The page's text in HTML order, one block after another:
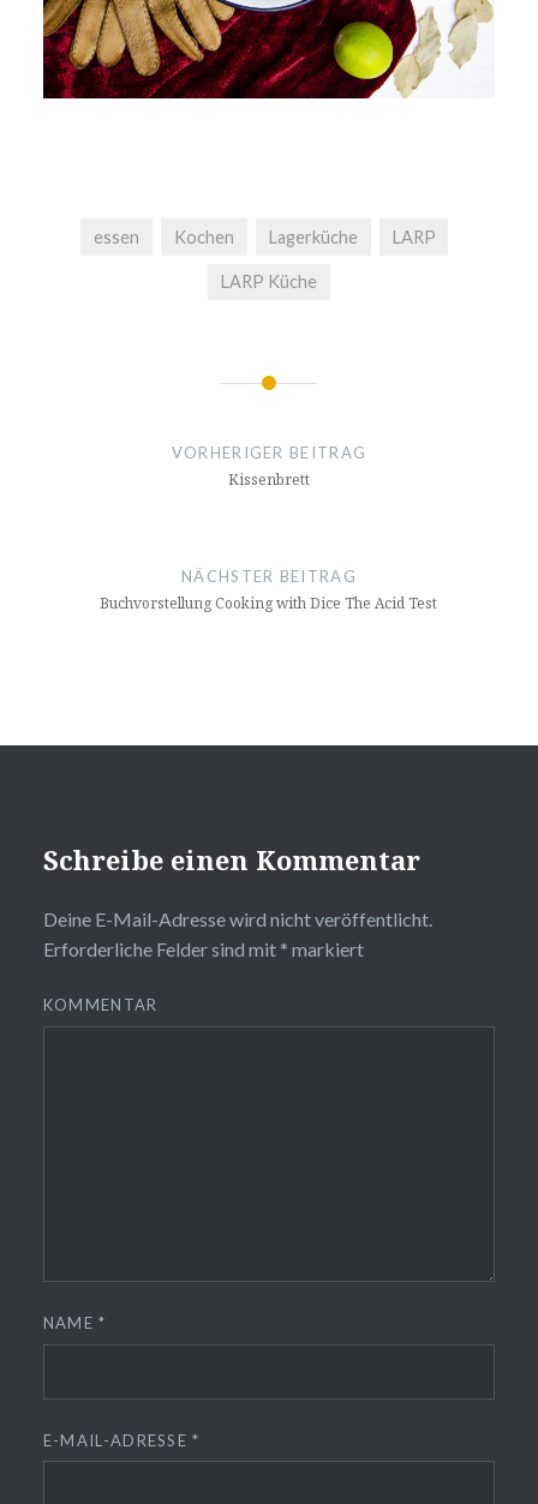
essen Kochen Lagerküche LARP
LARP Küche
Beitragsnavigation
VORHERIGER BEITRAG
Kissenbrett
NÄCHSTER BEITRAG
Buchvorstellung Cooking with Dice The Acid Test
Schreibe einen Kommentar
Deine E-Mail-Adresse wird nicht veröffentlicht.
Erforderliche Felder sind mit * markiert
KOMMENTAR
NAME*
E-MAIL-ADRESSE*